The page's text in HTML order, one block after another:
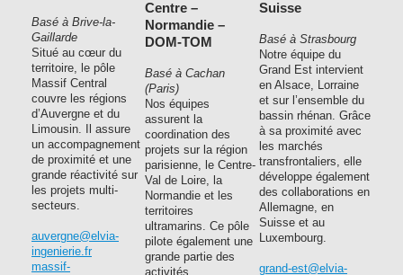
Basé à Brive-la-
Gaillarde
Situé au cœur du
territoire, le pôle
Massif Central
couvre les régions
d’Auvergne et du
Limousin. Il assure
un accompagnement
de proximité et une
grande réactivité sur
les projets multi-
secteurs.
auvergne@elvia-
ingenierie.fr
massif-
Centre –
Normandie –
DOM-TOM
Basé à Cachan
(Paris)
Nos équipes
assurent la
coordination des
projets sur la région
parisienne, le Centre-
Val de Loire, la
Normandie et les
territoires
ultramarins. Ce pôle
pilote également une
grande partie des
activités
Suisse
Basé à Strasbourg
Notre équipe du
Grand Est intervient
en Alsace, Lorraine
et sur l’ensemble du
bassin rhénan. Grâce
à sa proximité avec
les marchés
transfrontaliers, elle
développe également
des collaborations en
Allemagne, en
Suisse et au
Luxembourg.
grand-est@elvia-